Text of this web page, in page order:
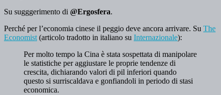
Su sugggerimento di @Ergosfera.
Perché per l’economia cinese il peggio deve ancora arrivare. Su The
Economist (articolo tradotto in italiano su Internazionale):
Per molto tempo la Cina è stata sospettata di manipolare
le statistiche per aggiustare le proprie tendenze di
crescita, dichiarando valori di pil inferiori quando
questo si surriscaldava e gonfiandoli in periodo di stasi
economica.